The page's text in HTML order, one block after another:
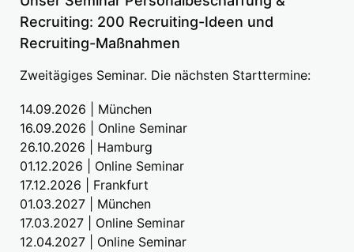
Recruiting: 200 Recruiting-Ideen und
Recruiting-Maßnahmen
Zweitägiges Seminar. Die nächsten Starttermine:
14.09.2026 | München
16.09.2026 | Online Seminar
26.10.2026 | Hamburg
01.12.2026 | Online Seminar
17.12.2026 | Frankfurt
01.03.2027 | München
17.03.2027 | Online Seminar
12.04.2027 | Online Seminar